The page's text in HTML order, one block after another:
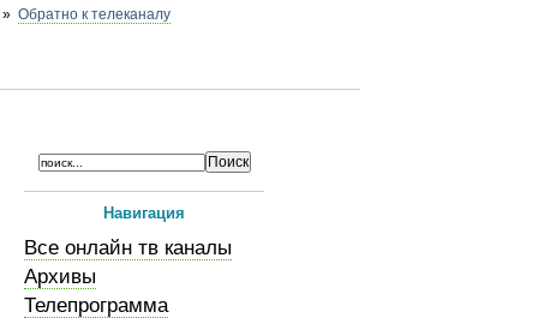
» Обратно к телеканалу
Навигация
Все онлайн тв каналы
Архивы
Телепрограмма